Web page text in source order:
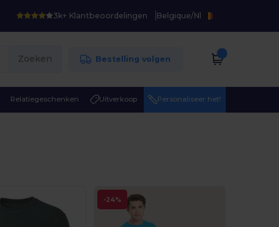
3k+ Klantbeoordelingen Belgique/Nl
Zoeken Bestelling volgen
Relatiegeschenken Uitverkoop Personaliseer het!
-24%